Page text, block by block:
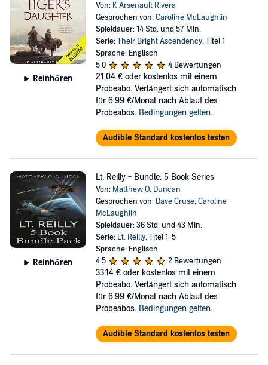
Reinhören
Von: K Arsenault Rivera
Gesprochen von:Caroline McLaughlin
Spieldauer: 14 Std. und 57 Min.
Serie:Their Bright Ascendency, Titel 1
Sprache: Englisch
5,0
4 Bewertungen
21,04 € oder kostenlos mit einem
Probeabo. Verlängert sich automatisch
für 6,99 €/Monat nach Ablauf des
Probeabos. Bedingungen gelten.
Audible Standard kostenlos testen
Reinhören
Lt. Reilly - Bundle: 5 Book Series
Von: Matthew O. Duncan
Gesprochen von: Dave Cruse,Caroline
McLaughlin
Spieldauer: 36 Std. und 43 Min.
Serie: Lt. Reilly, Titel 1-5
Sprache: Englisch
4,5
2 Bewertungen
33,14 € oder kostenlos mit einem
Probeabo. Verlängert sich automatisch
für 6,99 €/Monat nach Ablauf des
Probeabos. Bedingungen gelten.
Audible Standard kostenlos testen